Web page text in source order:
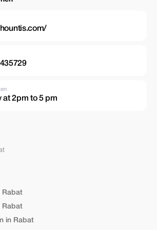
at 2pm to 5 pm
Rabat
Rabat
in Rabat